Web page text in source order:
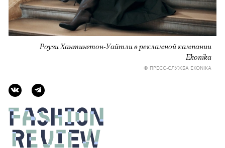
Роузи Хантингтон-Уайтли в рекламной кампании
Ekonika
© ПРЕСС-СЛУЖБА EKONIKA